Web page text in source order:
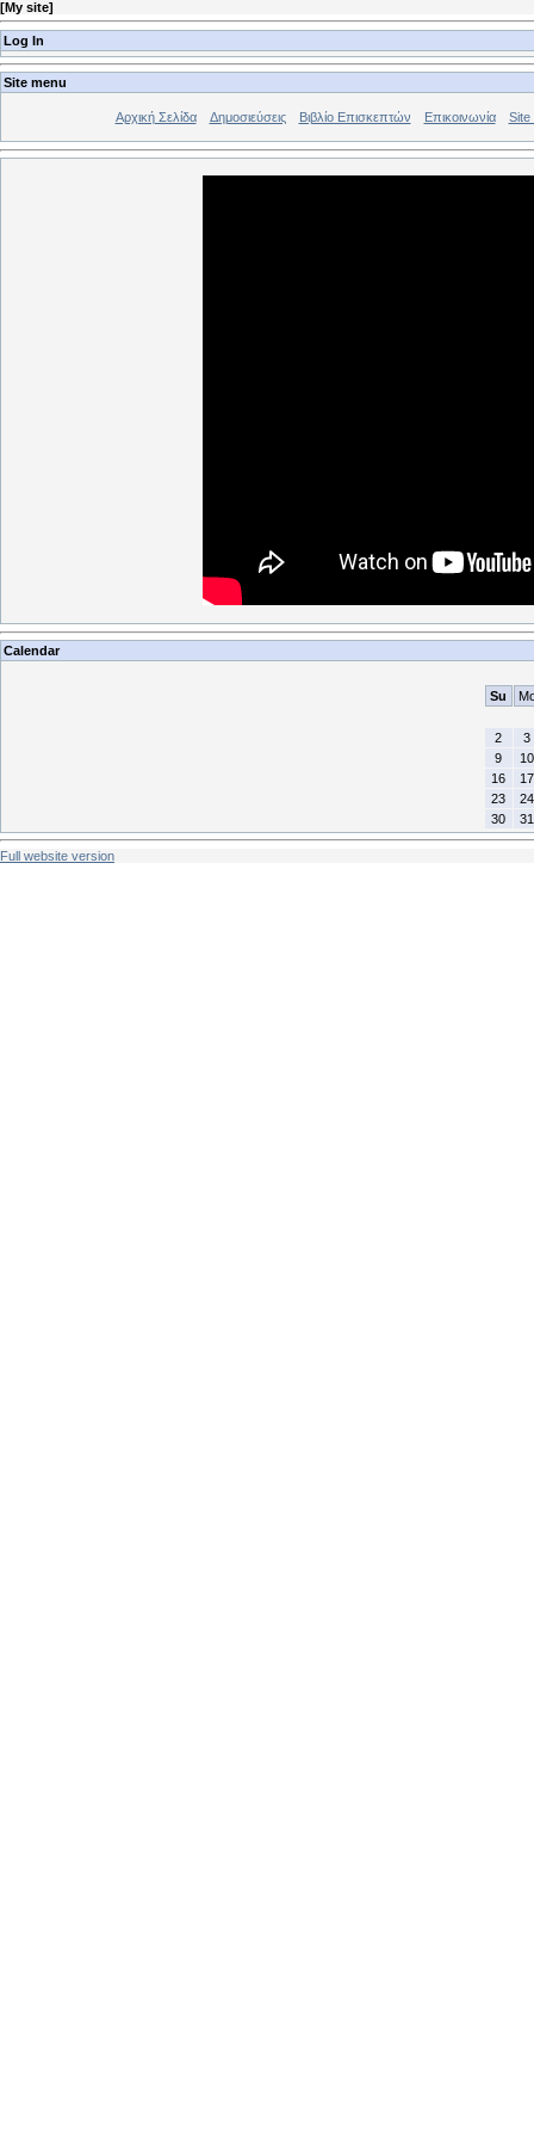
[My site]
Log In
Site menu
Αρχική Σελίδα Δημοσιεύσεις Βιβλίο Επισκεπτών Επικοινωνία Site
Calendar
Su
2
3
9
10
16
17
23
24
30
31
Full website version